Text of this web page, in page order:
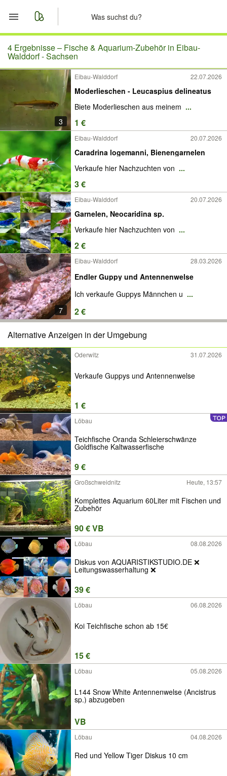
Start
Merkliste
Nachrichten
Anzeige aufgeben
4 Ergebnisse – Fische & Aquarium-Zubehör in Eibau-
Walddorf - Sachsen
3
Eibau-Walddorf 22.07.2026
Moderlieschen - Leucaspius delineatus
Biete Moderlieschen aus meinem ...
1 €
Eibau-Walddorf 20.07.2026
Caradrina logemanni, Bienengarnelen
Verkaufe hier Nachzuchten von ...
3 €
Eibau-Walddorf 20.07.2026
Garnelen, Neocaridina sp.
Verkaufe hier Nachzuchten von ...
2 €
7
Eibau-Walddorf 28.03.2026
Endler Guppy und Antennenwelse
Ich verkaufe Guppys Männchen u ...
2 €
Alternative Anzeigen in der Umgebung
Oderwitz 31.07.2026
Verkaufe Guppys und Antennenwelse
1 €
Löbau
Teichfische Oranda Schleierschwänze
Goldfische Kaltwasserfische
9 €
Großschweidnitz Heute, 13:57
Komplettes Aquarium 60Liter mit Fischen und
Zubehör
90 € VB
Löbau 08.08.2026
Diskus von AQUARISTIKSTUDIO.DE ❌️
Leitungswasserhaltung ❌️
39 €
Löbau 06.08.2026
Koi Teichfische schon ab 15€
15 €
Löbau 05.08.2026
L144 Snow White Antennenwelse (Ancistrus
sp.) abzugeben
VB
Löbau 04.08.2026
Red und Yellow Tiger Diskus 10 cm